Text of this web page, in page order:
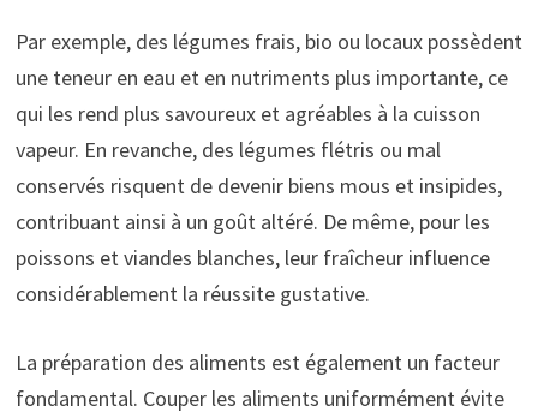
Par exemple, des légumes frais, bio ou locaux possèdent
une teneur en eau et en nutriments plus importante, ce
qui les rend plus savoureux et agréables à la cuisson
vapeur. En revanche, des légumes flétris ou mal
conservés risquent de devenir biens mous et insipides,
contribuant ainsi à un goût altéré. De même, pour les
poissons et viandes blanches, leur fraîcheur influence
considérablement la réussite gustative.
La préparation des aliments est également un facteur
fondamental. Couper les aliments uniformément évite